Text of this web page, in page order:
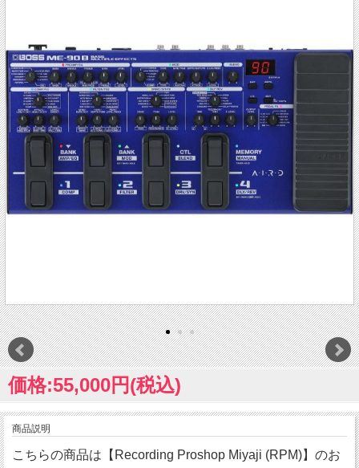
価格:55,000円(税込)
商品説明
こちらの商品は【Recording Proshop Miyaji (RPM)】のお